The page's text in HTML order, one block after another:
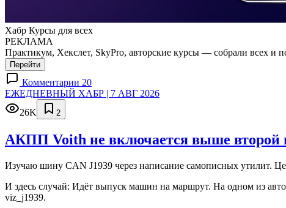
Хабр Курсы для всех
РЕКЛАМА
Практикум, Хекслет, SkyPro, авторские курсы — собрали всех и
Перейти
Комментарии 20
ЕЖЕДНЕВНЫЙ ХАБР | 7 АВГ 2026
26K
2
АКПП Voith не включается выше второй
Изучаю шину CAN J1939 через написание самописных утилит.
И здесь случай: Идёт выпуск машин на маршрут. На одном из
viz_j1939.